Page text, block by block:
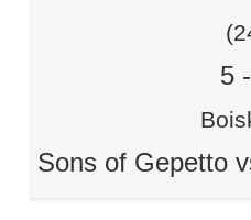
5 -
Sons of Gepetto